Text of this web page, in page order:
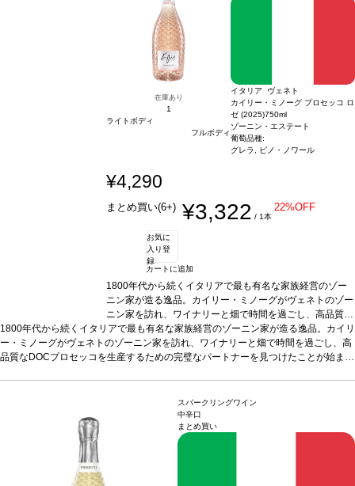
在庫あり
1
ライトボディ
フルボディ
イタリア ヴェネト
カイリー・ミノーグ プロセッコ ロ
ゼ (2025)750ml
ゾーニン・エステート
葡萄品種:
グレラ, ピノ・ノワール
¥4,290
まとめ買い(6+) ¥3,322 / 1本
22%OFF
お気に
入り登
録
カートに追加
1800年代から続くイタリアで最も有名な家族経営のゾー
ニン家が造る逸品。カイリー・ミノーグがヴェネトのゾー
ニン家を訪れ、ワイナリーと畑で時間を過ごし、高品質な
DOCプロセッコを生産するための完璧なパートナーを見
つけたことが始まりです。テイスティングノートフフレ
ッシュなイチゴ、ラズベリー、花を示し、エレガントで飲
が続く。 音楽だけでなくワイン造りでも頭角を表し、ア
メリカやイギリスで人気を博したカイリーがプロセッコを
プロデュース。ボトルにはハートのモチーフが施されてい
て、プレゼントに最適！
1800年代から続くイタリアで最も有名な家族経営のゾーニン家が造る逸品。カイリ
ー・ミノーグがヴェネトのゾーニン家を訪れ、ワイナリーと畑で時間を過ごし、高
品質なDOCプロセッコを生産するための完璧なパートナーを見つけたことが始まり
が広がり、爽やかな柑橘類を含むフィニッシュが続く。 音楽だけでなくワイン造り
でも頭角を表し、アメリカやイギリスで人気を博したカイリーがプロセッコをプロ
デュース。ボトルにはハートのモチーフが施されていて、プレゼントに最適！
生ハムとメロン、シーフード、チーズ、加工肉、フルーツなどと好相性
グレラ 90%、ピノ・ノワール 10%
庫切れの場合、在庫があり価格が同様の場合は自動的に次のヴィンテージに変更さ
スパークリングワイン
中辛口
まとめ買い